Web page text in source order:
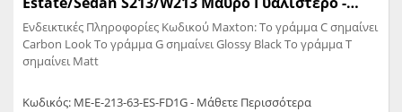
(ME-E-213-63-ES-FD1G)
Ενδεικτικές Πληροφορίες Κωδικού Maxton: Το γράμμα C σημαίνει
Carbon Look Το γράμμα G σημαίνει Glossy Black Το γράμμα T
σημαίνει Matt
Κωδικός: ME-E-213-63-ES-FD1G - Μάθετε Περισσότερα